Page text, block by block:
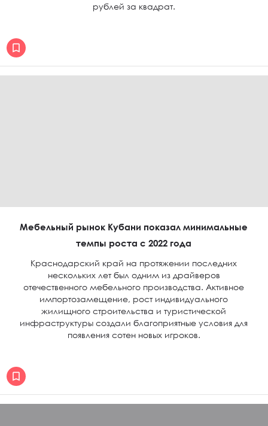
рублей за квадрат.
Мебельный рынок Кубани показал минимальные
темпы роста с 2022 года
Краснодарский край на протяжении последних
нескольких лет был одним из драйверов
отечественного мебельного производства. Активное
импортозамещение, рост индивидуального
жилищного строительства и туристической
инфраструктуры создали благоприятные условия для
появления сотен новых игроков.